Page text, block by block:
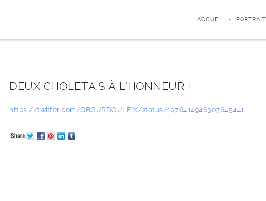
ACCUEIL PORTRAIT
DEUX CHOLETAIS À L’HONNEUR !
https://twitter.com/GBOURDOULEIX/status/1076414946307645441